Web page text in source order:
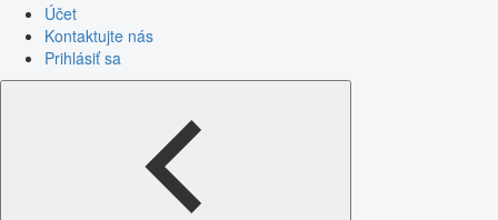
Účet
Kontaktujte nás
Prihlásiť sa